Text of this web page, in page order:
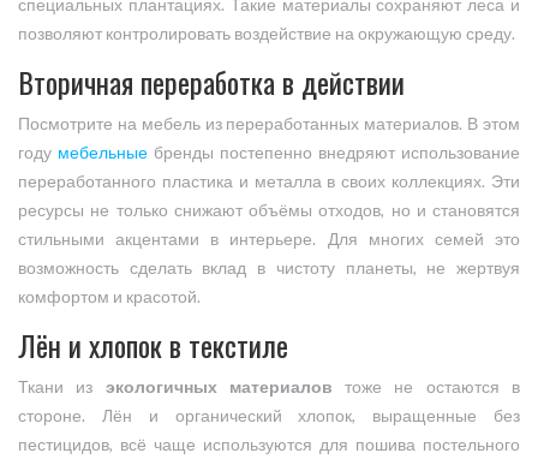
специальных плантациях. Такие материалы сохраняют леса и
позволяют контролировать воздействие на окружающую среду.
Вторичная переработка в действии
Посмотрите на мебель из переработанных материалов. В этом
году мебельные бренды постепенно внедряют использование
переработанного пластика и металла в своих коллекциях. Эти
ресурсы не только снижают объёмы отходов, но и становятся
стильными акцентами в интерьере. Для многих семей это
возможность сделать вклад в чистоту планеты, не жертвуя
комфортом и красотой.
Лён и хлопок в текстиле
Ткани из экологичных материалов тоже не остаются в
стороне. Лён и органический хлопок, выращенные без
пестицидов, всё чаще используются для пошива постельного